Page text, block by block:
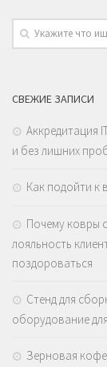
СВЕЖИЕ ЗАПИСИ
Аккредитация
и без лишних
Как подойти к
Почему ковры
лояльность
поздороваться
Стенд для
оборудование
Зерновая